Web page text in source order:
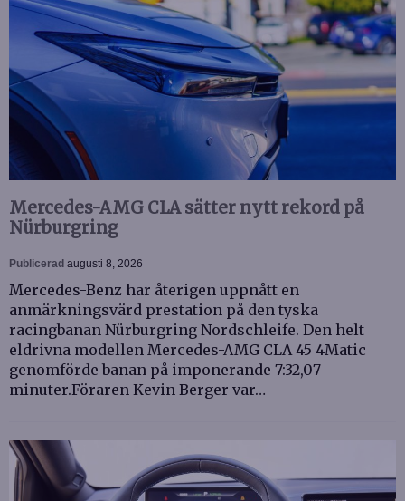
Mercedes-AMG CLA sätter nytt rekord på
Nürburgring
Publicerad augusti 8, 2026
Mercedes-Benz har återigen uppnått en
anmärkningsvärd prestation på den tyska
racingbanan Nürburgring Nordschleife. Den helt
eldrivna modellen Mercedes-AMG CLA 45 4Matic
genomförde banan på imponerande 7:32,07
minuter.Föraren Kevin Berger var…